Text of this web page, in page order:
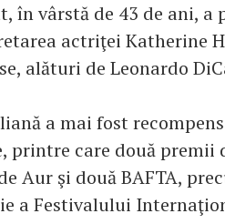
în vârstă de 43 de ani,
actriţei Katherine
alături de Leonardo
a mai fost
printre care două premii
Aur şi două BAFTA,
a Festivalului